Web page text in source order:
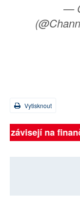
—
Vytisknout
závisejí na